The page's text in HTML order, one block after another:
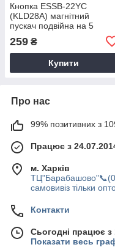
Кнопка ESSB-22YC
(KLD28A) магнітний
пускач подвійна на 5
259 ₴
Купити
Про нас
99% позитивних з
Працює з
м. Харків
самовивіз тільки
Контакти
Сьогодні працює з
Показати весь